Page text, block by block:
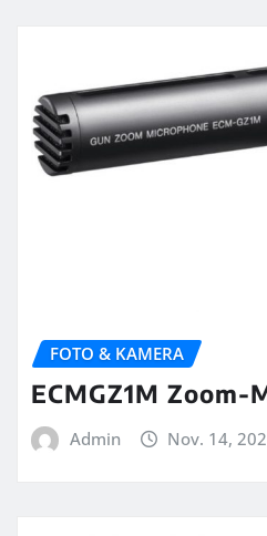
FOTO & KAMERA
ECMGZ1M Zoom-
Admin Nov. 14,